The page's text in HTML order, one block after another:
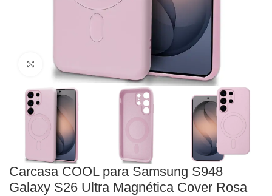
Click to enlarge
Carcasa COOL para Samsung S948
Galaxy S26 Ultra Magnética Cover Rosa